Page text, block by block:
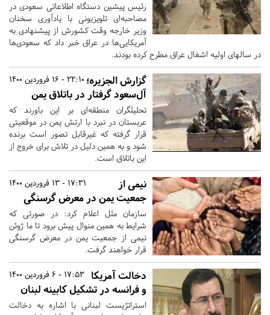
رئیس پیشین دستگاه اطلاعاتی سعودی در
مصاحبه‌ای تلویزیونی با یادآوری سخنان
وزیر خارجه وقت کشورش از پیشنهادی به
آمریکایی‌ها در عراق خبر داد که سعودی‌ها
در سالهای اولیه اشغال عراق مطرح کرده بودند.
22:10 - 16 فروردین 1400 گزارش الجزیره؛
آل‌سعود گرفتار در باتلاق یمن
تحلیلگران منطقه‌ای بر این باورند که
عربستان در نبرد با ارتش یمن در موقعیتی
قرار گرفته که غیرقابل تصور است برنده
شود و به همین دلیل در تلاش برای خروج از
این باتلاق است.
17:31 - 13 فروردین 1400
نیمی از
جمعیت یمن در معرض گرسنگی
سازمان ملل اعلام کرد: در صورتی که
شرایط به همین منوال پیش برود تا ما ژوئن
نیمی از جمعیت یمن در معرض گرسنگی
قرار خواهند گرفت.
17:53 - 6 فروردین 1400
دخالت آمریکا
و فرانسه در تشکیل کابینه لبنان
استراتژیست لبنانی با اشاره به دخالت